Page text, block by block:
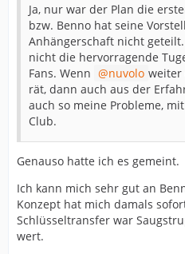
Ja, nur war der Plan die
bzw. Benno hat seine
Anhängerschaft nicht
nicht die hervorragende
Fans. Wenn
nuvolo weiter
rät, dann auch aus der
auch so meine Probleme,
Club.
Genauso hatte ich es gemeint.
Ich kann mich sehr gut an
Konzept hat mich damals
Schlüsseltransfer war
wert.